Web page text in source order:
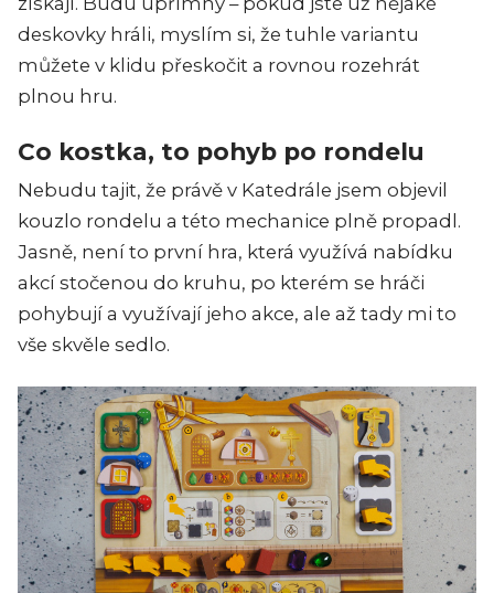
deskovky hráli, myslím si, že tuhle variantu
můžete v klidu přeskočit a rovnou rozehrát
plnou hru.
Co kostka, to pohyb po rondelu
Nebudu tajit, že právě v Katedrále jsem objevil
kouzlo rondelu a této mechanice plně propadl.
Jasně, není to první hra, která využívá nabídku
akcí stočenou do kruhu, po kterém se hráči
pohybují a využívají jeho akce, ale až tady mi to
vše skvěle sedlo.